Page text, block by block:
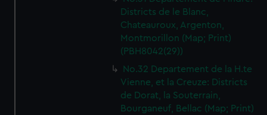
Districts de le Blanc,
Chateauroux, Argenton,
Montmorillon (Map; Print)
(PBH8042(29))
No.32 Departement de la H.te
Vienne, et la Creuze: Districts
de Dorat, la Souterrain,
Bourganeuf, Bellac (Map; Print)